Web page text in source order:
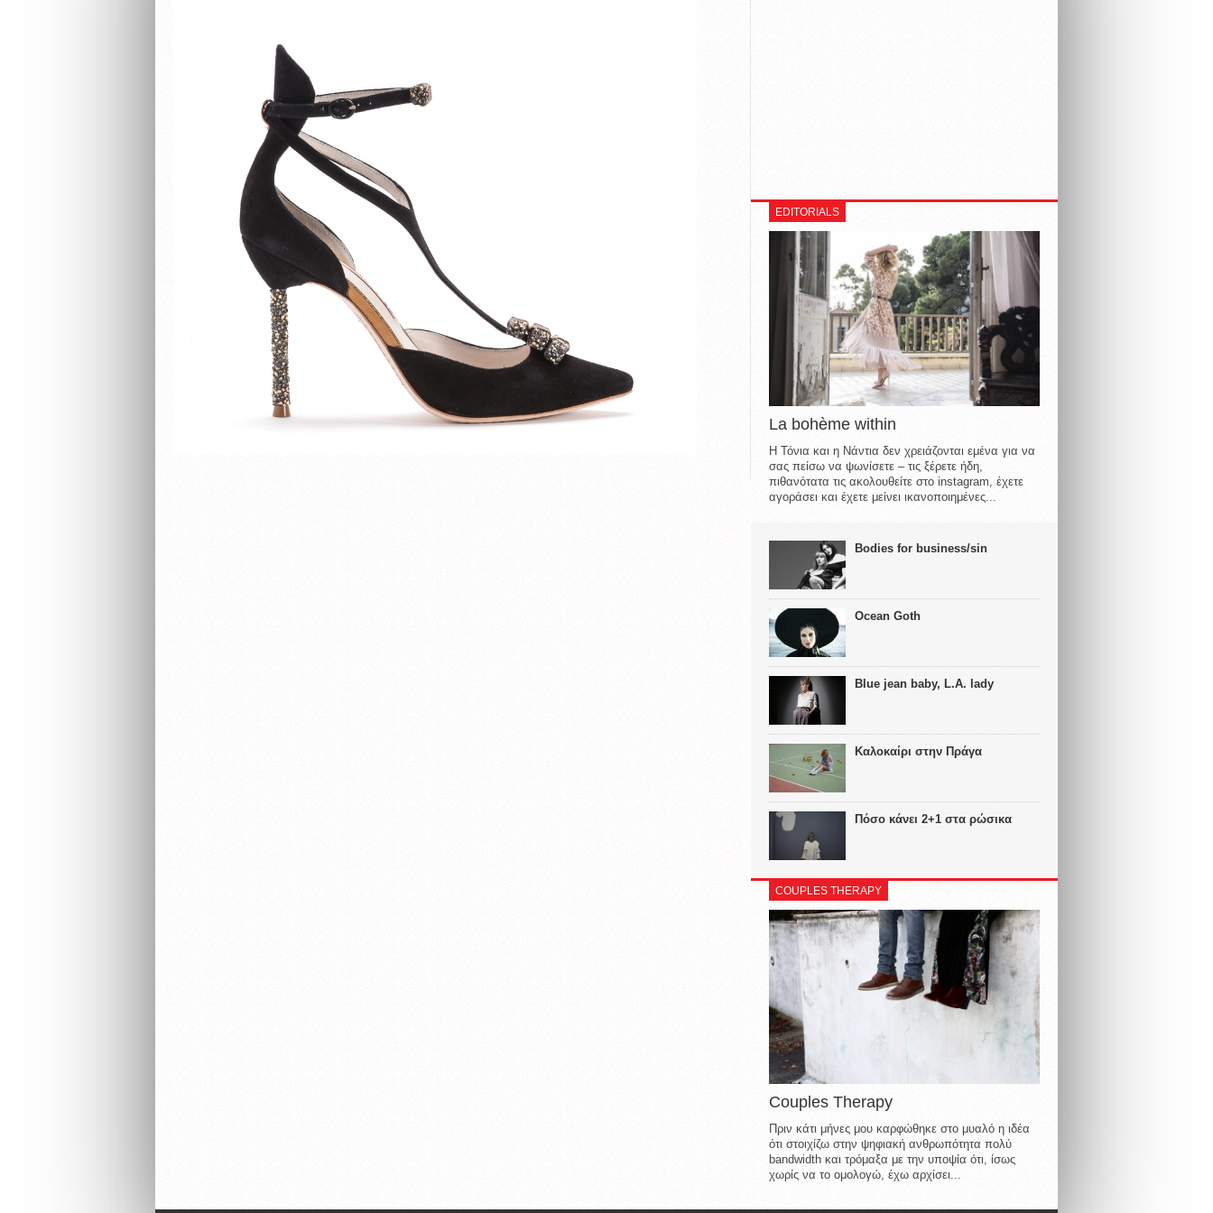
EDITORIALS
La bohème within
Η Τόνια και η Νάντια δεν χρειάζονται εμένα για να
σας πείσω να ψωνίσετε – τις ξέρετε ήδη,
πιθανότατα τις ακολουθείτε στο instagram, έχετε
αγοράσει και έχετε μείνει ικανοποιημένες...
Bodies for business/sin
Ocean Goth
Blue jean baby, L.A. lady
Καλοκαίρι στην Πράγα
Πόσο κάνει 2+1 στα ρώσικα
COUPLES THERAPY
Couples Therapy
Πριν κάτι μήνες μου καρφώθηκε στο μυαλό η ιδέα
ότι στοιχίζω στην ψηφιακή ανθρωπότητα πολύ
bandwidth και τρόμαξα με την υποψία ότι, ίσως
χωρίς να το ομολογώ, έχω αρχίσει...